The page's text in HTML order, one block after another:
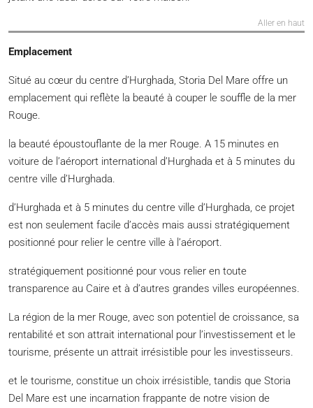
Aller en haut
Emplacement
Situé au cœur du centre d’Hurghada, Storia Del Mare offre un
emplacement qui reflète la beauté à couper le souffle de la mer
Rouge.
la beauté époustouflante de la mer Rouge. A 15 minutes en
voiture de l’aéroport international d’Hurghada et à 5 minutes du
centre ville d’Hurghada.
d’Hurghada et à 5 minutes du centre ville d’Hurghada, ce projet
est non seulement facile d’accès mais aussi stratégiquement
positionné pour relier le centre ville à l’aéroport.
stratégiquement positionné pour vous relier en toute
transparence au Caire et à d’autres grandes villes européennes.
La région de la mer Rouge, avec son potentiel de croissance, sa
rentabilité et son attrait international pour l’investissement et le
tourisme, présente un attrait irrésistible pour les investisseurs.
et le tourisme, constitue un choix irrésistible, tandis que Storia
Del Mare est une incarnation frappante de notre vision de